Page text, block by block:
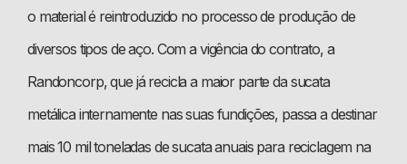
o material é reintroduzido no processo de produção de
diversos tipos de aço. Com a vigência do contrato, a
Randoncorp, que já recicla a maior parte da sucata
metálica internamente nas suas fundições, passa a destinar
mais 10 mil toneladas de sucata anuais para reciclagem na